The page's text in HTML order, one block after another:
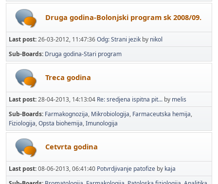
Druga godina-Bolonjski program sk 2008/09.
Last post:26-03-2012, 11:47:36Odg: Strani jezik by nikol
Sub-Boards Druga godina-Stari program
Treca godina
Last post:28-04-2013, 14:13:04 Re: sredjena ispitna pit... by melis
Sub-Boards Farmakognozija Mikrobiologija Farmaceutska hemija
Fiziologija Opsta biohemija Imunologija
Cetvrta godina
Last post:08-06-2013, 06:41:40 Potvrdjivanje patofize by kaja